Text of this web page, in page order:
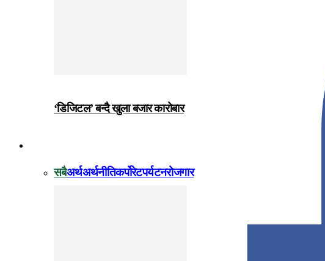
‘डिजिटल’ बन्दै खुला बजार कारोबार
सबैअर्थअर्थनीतिकर्पोरेटपर्यटनरोजगार